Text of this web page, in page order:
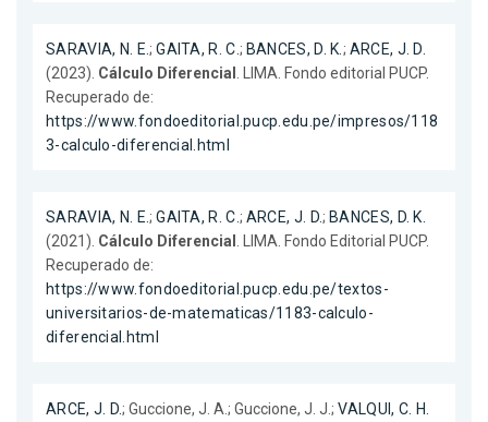
SARAVIA, N. E.;GAITA, R. C.; BANCES, D. K.; ARCE, J. D.
(2023). Cálculo Diferencial . LIMA. Fondo editorial PUCP.
Recuperado de:
https://www.fondoeditorial.pucp.edu.pe/impresos/118
3-calculo-diferencial.html
SARAVIA, N. E.;GAITA, R. C.; ARCE, J. D.; BANCES, D. K.
(2021). Cálculo Diferencial . LIMA. Fondo Editorial PUCP.
Recuperado de:
https://www.fondoeditorial.pucp.edu.pe/textos-
universitarios-de-matematicas/1183-calculo-
diferencial.html
ARCE, J. D.; Guccione, J. A.; Guccione, J. J.;VALQUI, C. H.